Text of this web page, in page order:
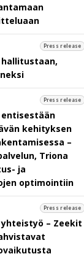
Press release
Press release
kehityksen
–
Triona
ja
optimointiin
Press release
– Zeekit